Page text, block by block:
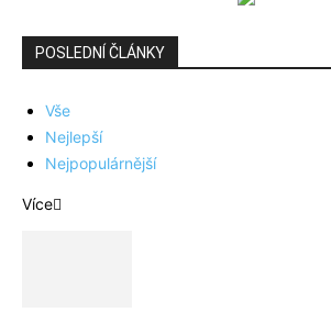
POSLEDNÍ ČLÁNKY
Vše
Nejlepší
Nejpopulárnější
Více